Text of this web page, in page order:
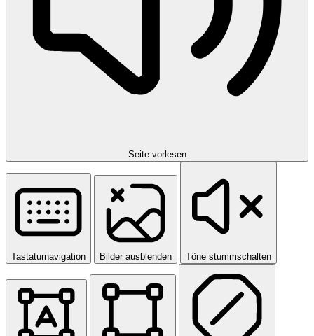
Seite vorlesen
Tastaturnavigation Bilder ausblenden Töne stummschalten